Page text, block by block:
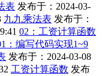
表 发布于：2024-03-
九九乘法表 发布于：
02：工资计算函数
：编写代码实现1~9
发布于：2024-03-08
工资计算函数 发布